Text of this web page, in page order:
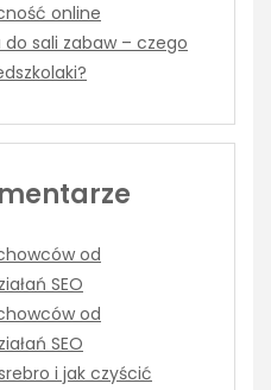
online
sali zabaw – czego
od
SEO
od
SEO
i jak czyścić